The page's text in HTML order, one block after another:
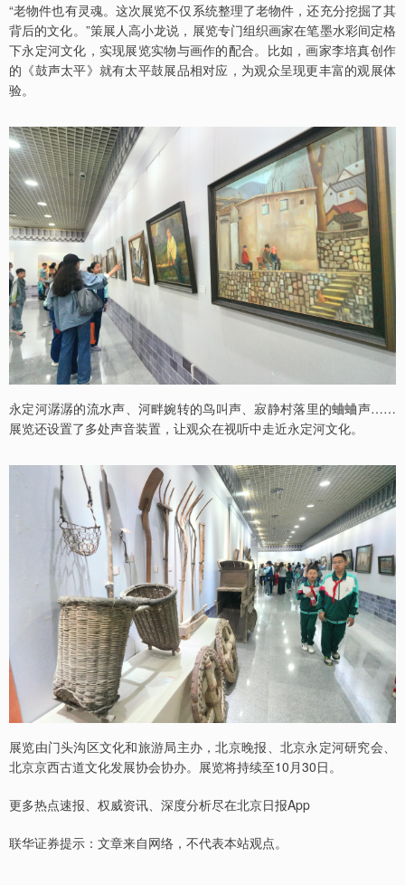
“老物件也有灵魂。这次展览不仅系统整理了老物件，还充分挖掘了其
背后的文化。”策展人高小龙说，展览专门组织画家在笔墨水彩间定格
下永定河文化，实现展览实物与画作的配合。比如，画家李培真创作
的《鼓声太平》就有太平鼓展品相对应，为观众呈现更丰富的观展体
验。
永定河潺潺的流水声、河畔婉转的鸟叫声、寂静村落里的蛐蛐声……
展览还设置了多处声音装置，让观众在视听中走近永定河文化。
展览由门头沟区文化和旅游局主办，北京晚报、北京永定河研究会、
北京京西古道文化发展协会协办。展览将持续至10月30日。
更多热点速报、权威资讯、深度分析尽在北京日报App
联华证券提示：文章来自网络，不代表本站观点。